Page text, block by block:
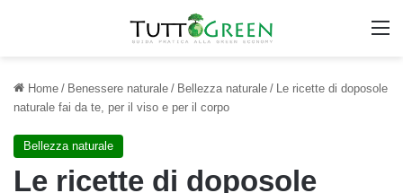
Home / Benessere naturale / Bellezza naturale / Le ricette di doposole
naturale fai da te, per il viso e per il corpo
Bellezza naturale
Le ricette di doposole